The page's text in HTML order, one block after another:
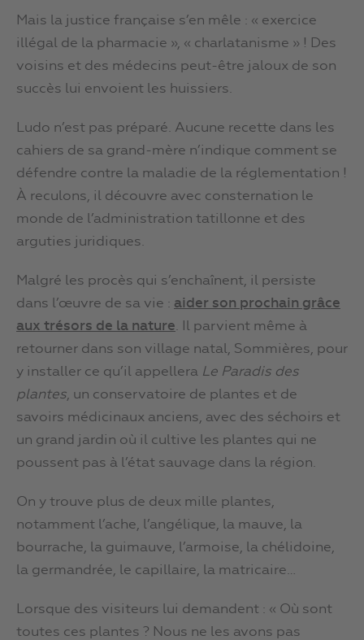
Mais la justice française s’en mêle : « exercice
illégal de la pharmacie », « charlatanisme » ! Des
voisins et des médecins peut-être jaloux de son
succès lui envoient les huissiers.
Ludo n’est pas préparé. Aucune recette dans les
cahiers de sa grand-mère n’indique comment se
défendre contre la maladie de la réglementation !
À reculons, il découvre avec consternation le
monde de l’administration tatillonne et des
arguties juridiques.
Malgré les procès qui s’enchaînent, il persiste
dans l’œuvre de sa vie : aider son prochain grâce
aux trésors de la nature. Il parvient même à
retourner dans son village natal, Sommières, pour
y installer ce qu’il appellera Le Paradis des
plantes, un conservatoire de plantes et de
savoirs médicinaux anciens, avec des séchoirs et
un grand jardin où il cultive les plantes qui ne
poussent pas à l’état sauvage dans la région.
On y trouve plus de deux mille plantes,
notamment l’ache, l’angélique, la mauve, la
bourrache, la guimauve, l’armoise, la chélidoine,
la germandrée, le capillaire, la matricaire…
Lorsque des visiteurs lui demandent : « Où sont
toutes ces plantes ? Nous ne les avons pas